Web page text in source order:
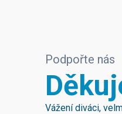
Podpořte nás
Vážení diváci,